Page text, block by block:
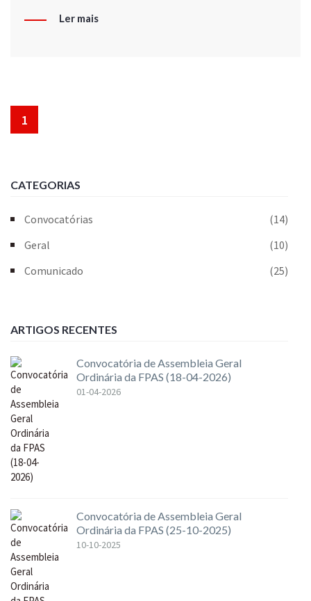
Ler mais
1
CATEGORIAS
Convocatórias
(14)
Geral
(10)
Comunicado
(25)
ARTIGOS RECENTES
Convocatória de Assembleia Geral
Ordinária da FPAS (18-04-2026)
01-04-2026
Convocatória de Assembleia Geral
Ordinária da FPAS (25-10-2025)
10-10-2025